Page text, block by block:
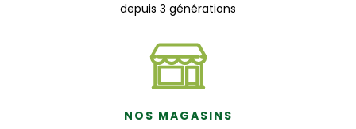
depuis 3 générations
NOS MAGASINS